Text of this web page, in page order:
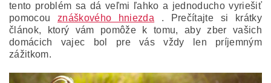
tento problém sa dá veľmi ľahko a jednoducho vyriešiť
pomocou znáškového hniezda .
Prečítajte si krátky
článok, ktorý vám pomôže k tomu, aby zber vašich
domácich vajec bol pre vás vždy len príjemným
zážitkom.